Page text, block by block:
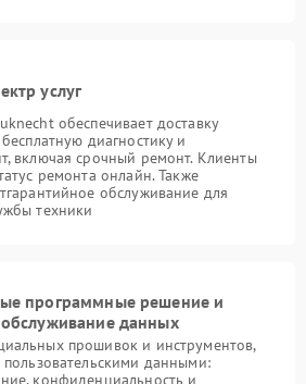
услуг
обеспечивает доставку
диагностику и
включая срочный ремонт. Клиенты
ремонта онлайн. Также
обслуживание для
техники
программные решение и
данных
прошивок и инструментов,
пользовательскими данными:
конфиденциальность и